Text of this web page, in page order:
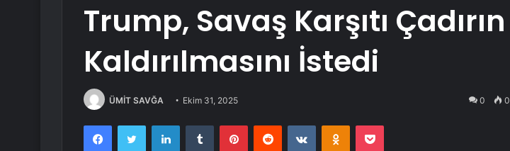
Trump, Savaş Karşıtı Çadırın
Kaldırılmasını İstedi
ÜMİT SAVĞA Ekim 31, 2025 0 0
FacebookTwitter LinkedInTumblr PinterestReddit VKontakteOdnoklassniki
Pocket